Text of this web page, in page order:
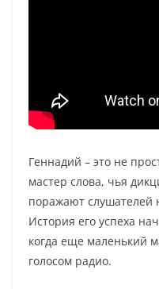
Геннадий – это не
мастер слова, чья
поражают слушателей
История его успеха
когда еще маленький
голосом радио.